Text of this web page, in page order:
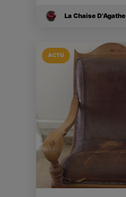
La Chaise D'Agathe
ACTU